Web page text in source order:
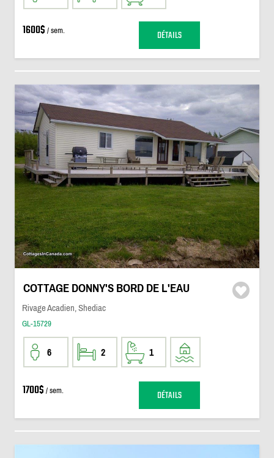
1600$ / sem. DÉTAILS
COTTAGE DONNY'S BORD DE L'EAU
Rivage Acadien, Shediac
GL-15729
6 2 1
1700$ / sem. DÉTAILS